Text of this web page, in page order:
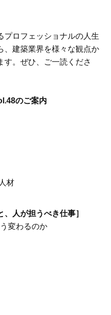
プロフェッショナルの人生
、建築業界を様々な観点か
す。ぜひ、ご一読くださ
のご案内
材
、人が担うべき仕事］
変わるのか